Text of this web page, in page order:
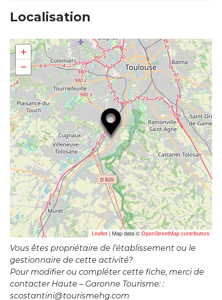
Localisation
+
−
Leaflet | Map data © OpenStreetMap contributors
Vous êtes propriétaire de l’établissement ou le
gestionnaire de cette activité?
Pour modifier ou compléter cette fiche, merci de
contacter Haute – Garonne Tourisme: :
scostantini@tourismehg.com